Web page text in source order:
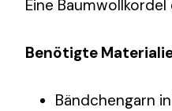
Eine
Benötigte
Bändchengarn